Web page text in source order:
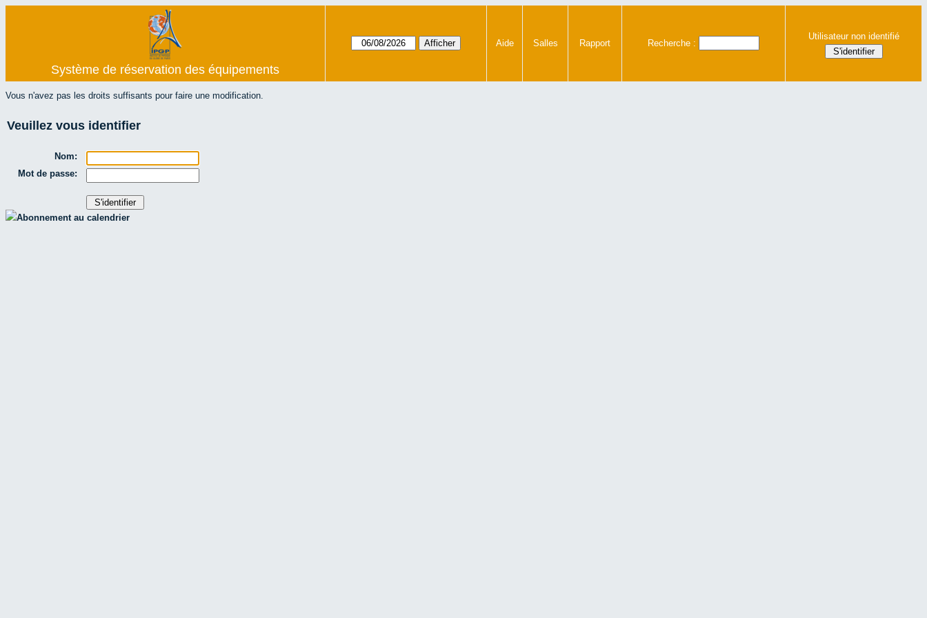
Système de réservation des équipements
Aide Salles Rapport Recherche :
Utilisateur non identifié
Vous n'avez pas les droits suffisants pour faire une modification.
Veuillez vous identifier
Nom:
Mot de passe:
Abonnement au calendrier